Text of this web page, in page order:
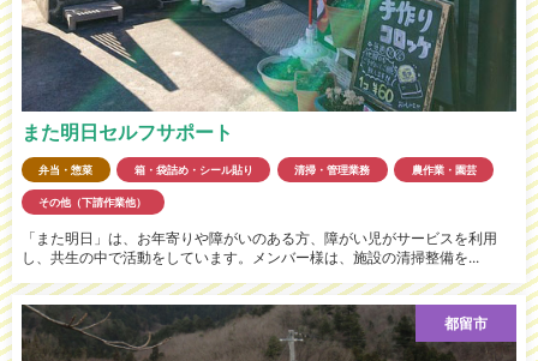
また明日セルフサポート
弁当・惣菜 箱・袋詰め・シール貼り 清掃・管理業務 農作業・園芸
その他（下請作業他）
「また明日」は、お年寄りや障がいのある方、障がい児がサービスを利用
し、共生の中で活動をしています。メンバー様は、施設の清掃整備を...
都留市